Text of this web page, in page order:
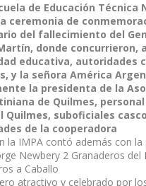
de Educación Técnica
ceremonia de
del fallecimiento del
donde concurrieron,
educativa, autoridades
y la señora América
la presidenta de la
de Quilmes,
Quilmes, suboficiales
de la cooperadora
la IMPA contó además con la
Newbery 2 Granaderos del
a Caballo
atractivo y celebrado por